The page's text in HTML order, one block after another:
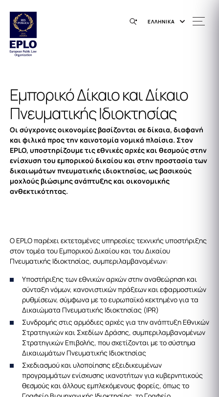
ΕΛΛΗΝΙΚΑ
Εμπορικό Δίκαιο και Δίκαιο
Πνευματικής Ιδιοκτησίας
Οι σύγχρονες οικονομίες βασίζονται σε δίκαια, διαφανή
και φιλικά προς την καινοτομία νομικά πλαίσια. Στον
EPLO, υποστηρίζουμε τις εθνικές αρχές και θεσμούς στην
ενίσχυση του εμπορικού δικαίου και στην προστασία των
δικαιωμάτων πνευματικής ιδιοκτησίας, ως βασικούς
μοχλούς βιώσιμης ανάπτυξης και οικονομικής
ανθεκτικότητας.
Ο EPLO παρέχει εκτεταμένες υπηρεσίες τεχνικής υποστήριξης
στον τομέα του Εμπορικού Δικαίου και του Δικαίου
Πνευματικής Ιδιοκτησίας, συμπεριλαμβανομένων:
Υποστήριξης των εθνικών αρχών στην αναθεώρηση και
σύνταξη νόμων, κανονιστικών πράξεων και εφαρμοστικών
ρυθμίσεων, σύμφωνα με το ευρωπαϊκό κεκτημένο για τα
Δικαιώματα Πνευματικής Ιδιοκτησίας (IPR)
Συνδρομής στις αρμόδιες αρχές για την ανάπτυξη Εθνικών
Στρατηγικών και Σχεδίων Δράσης, συμπεριλαμβανομένων
Στρατηγικών Επιβολής, που σχετίζονται με το σύστημα
Δικαιωμάτων Πνευματικής Ιδιοκτησίας
Σχεδιασμού και υλοποίησης εξειδικευμένων
προγραμμάτων ενίσχυσης ικανοτήτων για κυβερνητικούς
θεσμούς και άλλους εμπλεκόμενους φορείς, όπως το